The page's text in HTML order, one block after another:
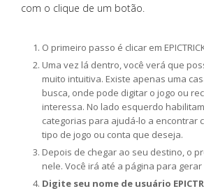
com o clique de um botão.
O primeiro passo é clicar em
Uma vez lá dentro, você verá que
muito intuitiva. Existe apenas uma
busca, onde pode digitar o jogo ou
interessa. No lado esquerdo
categorias para ajudá-lo a encontrar
tipo de jogo ou conta que deseja.
Depois de chegar ao seu destino, o
nele. Você irá até a página para gerar
Digite seu nome de usuário